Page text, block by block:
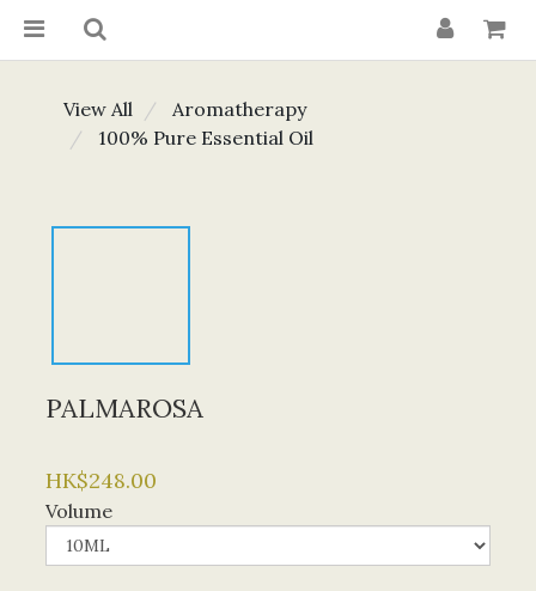
View All
Aromatherapy
100% Pure Essential Oil
PALMAROSA
HK$248.00
Volume